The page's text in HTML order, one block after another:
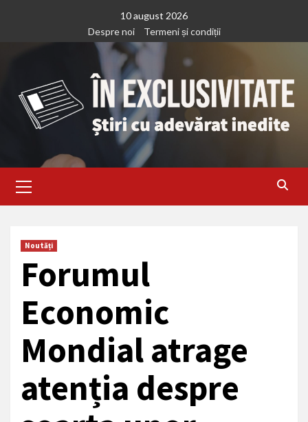
10 august 2026
Despre noi
Termeni și condiții
Menu
Noutăți
Forumul
Economic
Mondial atrage
atenția despre